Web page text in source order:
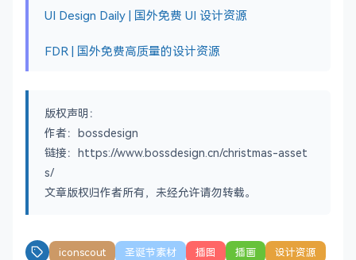
UI Design Daily | 国外免费 UI 设计资源
FDR | 国外免费高质量的设计资源
版权声明：
作者：bossdesign
链接：https://www.bossdesign.cn/christmas-asset
s/
文章版权归作者所有，未经允许请勿转载。
iconscout 圣诞节素材 插图 插画 设计资源